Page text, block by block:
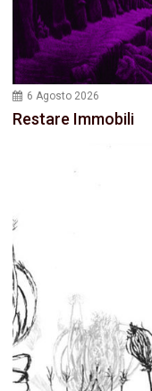
6 Agosto 2026
Restare Immobili